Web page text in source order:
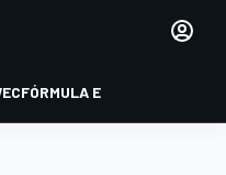
FÓRMULA E